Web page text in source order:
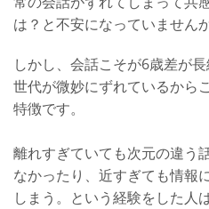
は？と不安になっていません
しかし、会話こそが6歳差が
世代が微妙にずれているから
特徴です。
離れすぎていても次元の違う
なかったり、近すぎても情報
しまう。という経験をした人